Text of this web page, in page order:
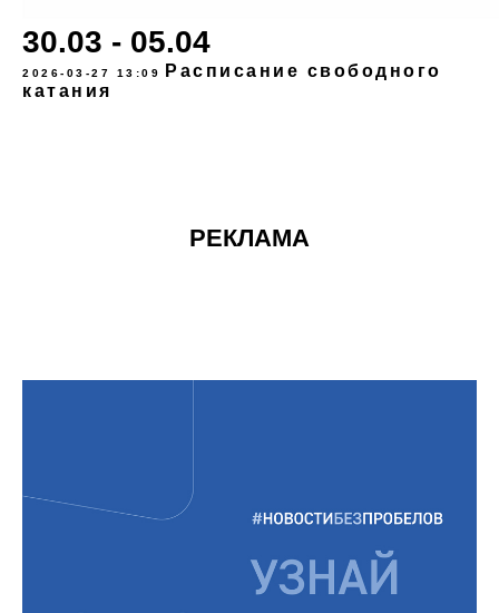
30.03 - 05.04
2026-03-27 13:09
Расписание свободного
катания
РЕКЛАМА